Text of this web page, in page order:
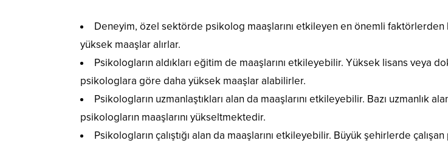
Deneyim, özel sektörde psikolog maaşlarını etkileyen en önemli
yüksek maaşlar alırlar.
Psikologların aldıkları eğitim de maaşlarını etkileyebilir. Yüksek lisans
psikologlara göre daha yüksek maaşlar alabilirler.
Psikologların uzmanlaştıkları alan da maaşlarını etkileyebilir. Bazı
psikologların maaşlarını yükseltmektedir.
Psikologların çalıştığı alan da maaşlarını etkileyebilir. Büyük şehirlerde